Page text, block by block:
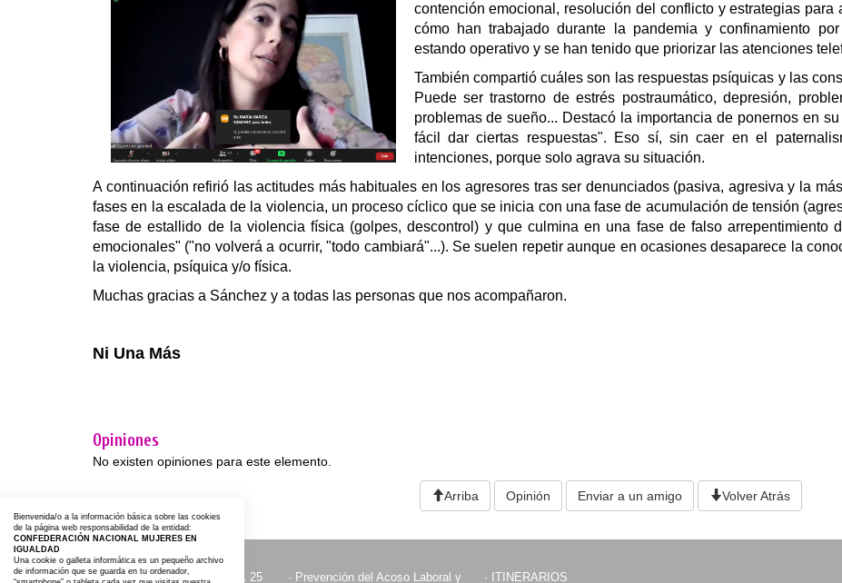
contención emocional, resolución del conflicto y estrategias
cómo han trabajado durante la pandemia y confinamiento
estando operativo y se han tenido que priorizar las atenciones
También compartió cuáles son las respuestas psíquicas y las
Puede ser trastorno de estrés postraumático, depresión,
problemas de sueño... Destacó la importancia de ponernos en
fácil dar ciertas respuestas". Eso sí, sin caer en el
intenciones, porque solo agrava su situación.
A continuación refirió las actitudes más habituales en los agresores tras ser denunciados (pasiva, agresiva y la
fases en la escalada de la violencia, un proceso cíclico que se inicia con una fase de acumulación de tensión
fase de estallido de la violencia física (golpes, descontrol) y que culmina en una fase de falso arrepentimiento
emocionales" ("no volverá a ocurrir, "todo cambiará"...). Se suelen repetir aunque en ocasiones desaparece la
la violencia, psíquica y/o física.
Muchas gracias a Sánchez y a todas las personas que nos acompañaron.
Ni Una Más
Opiniones
No existen opiniones para este elemento.
Arriba Opinión Enviar a un amigo Volver Atrás
·ACTOS CON MOTIVO DEL 25 · Prevención del Acoso Laboral y · ITINERARIOS
Bienvenida/o a la información básica sobre las cookies
de la página web responsabilidad de la entidad:
CONFEDERACIÓN NACIONAL MUJERES EN
IGUALDAD
Una cookie o galleta informática es un pequeño archivo
de información que se guarda en tu ordenador,